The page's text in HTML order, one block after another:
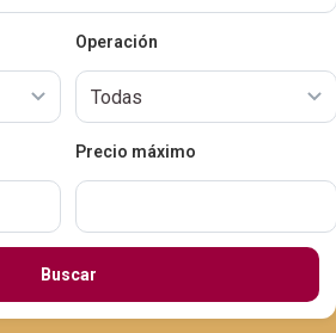
Operación
Precio máximo
Buscar